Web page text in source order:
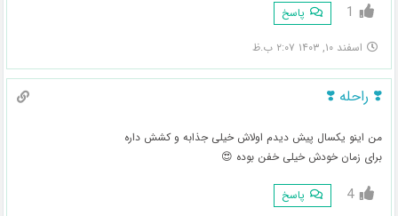
1 پاسخ
اسفند ۱۰, ۱۴۰۳ ۲:۰۷ ب.ظ
❣️ راحله ❣️
من اینو یکسال پیش دیدم اولاش خیلی جذابه و کشش داره
برای زمان خودش خیلی خفن بوده 😍
4 پاسخ